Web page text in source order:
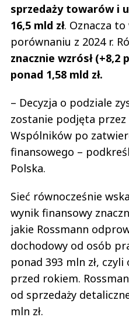
sprzedaży towarów i
16,5 mld zł. Oznacza
porównaniu z 2024 r.
znacznie wzrósł (+8,2
ponad 1,58 mld zł.
– Decyzja o podziale
zostanie podjęta
Wspólników po
finansowego –
Polska.
Sieć równocześnie
wynik finansowy
jakie Rossmann
dochodowy od osób
ponad 393 mln zł,
przed rokiem.
od sprzedaży
mln zł.